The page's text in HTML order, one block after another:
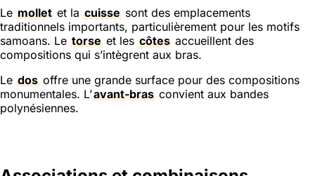
Le mollet et la cuisse sont des emplacements
traditionnels importants, particulièrement pour les motifs
samoans. Le torse et les côtes accueillent des
compositions qui s’intègrent aux bras.
Le dos offre une grande surface pour des compositions
monumentales. L’avant-bras convient aux bandes
polynésiennes.